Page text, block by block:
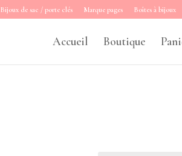
Bijoux de sac / porte clés Marque pages Boîtes à bijoux
Accueil Boutique